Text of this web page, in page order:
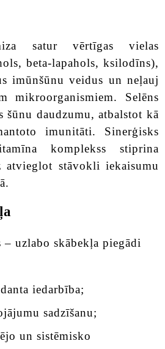
satur vērtīgas vielas
beta-lapahols, ksilodīns),
imūnšūnu veidus un neļauj
mikroorganismiem. Selēns
šūnu daudzumu, atbalstot kā
imunitāti. Sinerģisks
komplekss stiprina
stāvokli iekaisumu
uzlabo skābekļa piegādi
iedarbība;
sadzīšanu;
un sistēmisko